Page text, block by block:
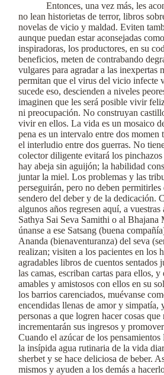
Entonces, una vez más, les
no lean historietas de terror, libros
novelas de vicio y maldad. Eviten
aunque puedan estar aconsejadas
inspiradoras, los productores, en su
beneficios, meten de contrabando
vulgares para agradar a las inexpertas
permitan que el virus del vicio infecte
sucede eso, descienden a niveles
imaginen que les será posible vivir
ni preocupación. No construyan
vivir en ellos. La vida es un mosaico
pena es un intervalo entre dos momen
el interludio entre dos guerras. No
colector diligente evitará los
hay abeja sin aguijón; la habilidad
juntar la miel. Los problemas y las
perseguirán, pero no deben permitirles
sendero del deber y de la dedicación.
algunos años regresen aquí, a vuestras
Sathya Sai Seva Samithi o al Bhajana
únanse a ese Satsang (buena
Ananda (bienaventuranza) del seva
realizan; visiten a los pacientes en los
agradables libros de cuentos sentados
las camas, escriban cartas para ellos, y
amables y amistosos con ellos en su
los barrios carenciados, muévanse
encendidas llenas de amor y simpatía,
personas a que logren hacer cosas
incrementarán sus ingresos y
Cuando el azúcar de los pensamientos
la insípida agua rutinaria de la vida
sherbet y se hace deliciosa de beber.
mismos y ayuden a los demás a